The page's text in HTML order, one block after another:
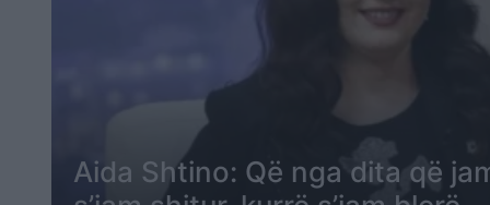
Aida Shtino: Që nga dita që